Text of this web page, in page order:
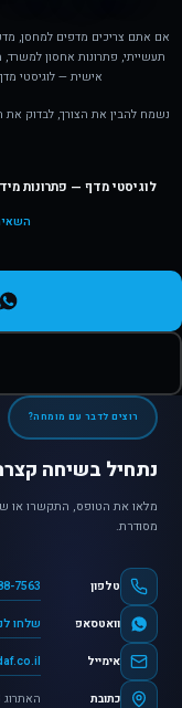
אם אתם צריכים מדפים למחסן,
תעשייתי, פתרונות אחסון
אישית — לוגיסטי
נשמח להבין את הצורך, לבדוק את
לוגיסטי מדף — פתרונות
רוצים לדבר עם מומחה?
נתחיל בשיחה
מלאו את הטופס, התקשרו או
מסודרת.
טלפון 7563
וואטסאפ שלחו
אימייל
כתובת האתרוג 23, תל אביב–יפו ·